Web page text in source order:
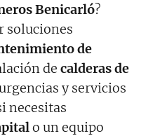
Benicarló?
soluciones
de
de calderas de
y servicios
necesitas
o un equipo